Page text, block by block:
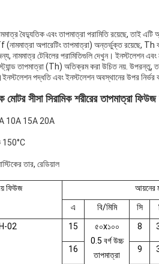
বৈদ্যুতিক এবং তাপমাত্রা পরামিতি রয়েছে, তাই এটি
অপারেটিং তাপমাত্রা) অন্তর্ভুক্ত রয়েছে, Th
নামমাত্র টেবিলের পরামিতিগুলি দেখুন। ইনস্টলেশন
তাপমাত্রা (Th) অতিক্রম করা উচিত নয়. উপরন্তু,
পদ্ধতি এবং ইনস্টলেশন অবস্থানের উপর নির্ভর
সীসা সিরামিক শরীরের তাপমাত্রা
10A 15A 20A
150°C
তার, রেডিয়াল
ফিউজ আয়নের
এ
বি/মিমি সি
02 15
৫০x১০০
0.5 বর্গ উচ্চ
তাপমাত্রা
8
16 9